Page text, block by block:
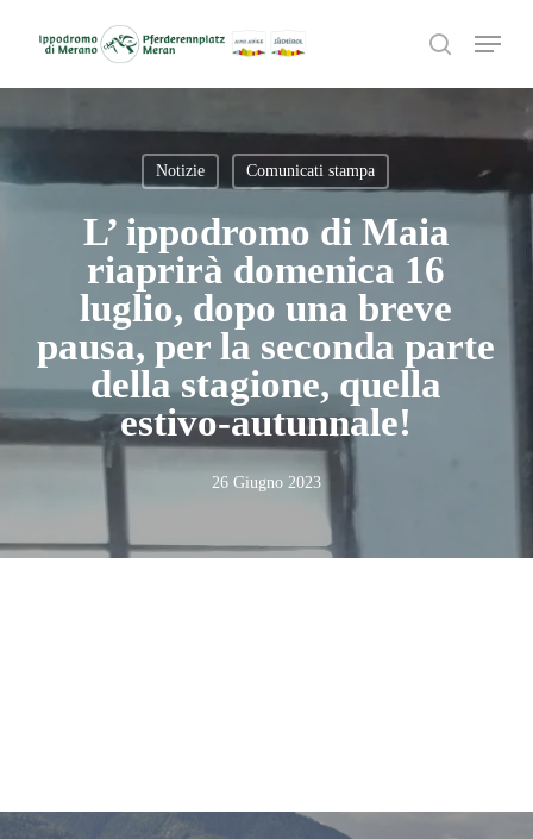
search
Menu
Notizie Comunicati stampa
L’ ippodromo di Maia
riaprirà domenica 16
luglio, dopo una breve
pausa, per la seconda parte
della stagione, quella
estivo-autunnale!
26 Giugno 2023